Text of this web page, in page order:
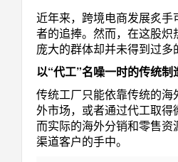
近年来，跨境电商发展炙手
者的追捧。然而，在这股
庞大的群体却并未得到过多
以“代工”名噪一时的传统制
传统工厂只能依靠传统的
外市场，或者通过代工取得
而实际的海外分销和零售资
渠道客户的手中。